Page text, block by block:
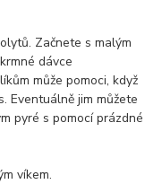
Začnete s malým
dávce
může pomoci, když
Eventuálně jim můžete
pyré s pomocí prázdné
víkem.